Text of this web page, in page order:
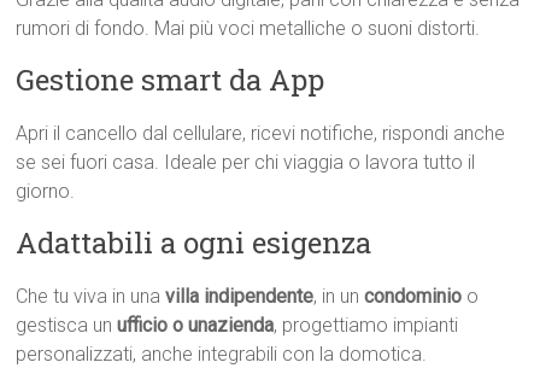
rumori di fondo. Mai più voci metalliche o suoni distorti.
Gestione smart da App
Apri il cancello dal cellulare, ricevi notifiche, rispondi anche
se sei fuori casa. Ideale per chi viaggia o lavora tutto il
giorno.
Adattabili a ogni esigenza
Che tu viva in unavilla indipendente, in uncondominio o
gestisca unufficio o unazienda, progettiamo impianti
personalizzati, anche integrabili con la domotica.